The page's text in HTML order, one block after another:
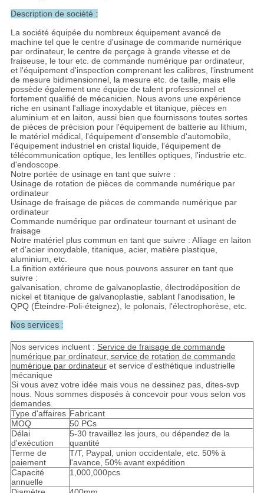
Description de société :
La société équipée du nombreux équipement avancé de
machine tel que le centre d'usinage de commande numérique
par ordinateur, le centre de perçage à grande vitesse et de
fraiseuse, le tour etc. de commande numérique par ordinateur,
et l'équipement d'inspection comprenant les calibres, l'instrument
de mesure bidimensionnel, la mesure etc. de taille, mais elle
possède également une équipe de talent professionnel et
fortement qualifié de mécanicien. Nous avons une expérience
riche en usinant l'alliage inoxydable et titanique, pièces en
aluminium et en laiton, aussi bien que fournissons toutes sortes
de pièces de précision pour l'équipement de batterie au lithium,
le matériel médical, l'équipement d'ensemble d'automobile,
l'équipement industriel en cristal liquide, l'équipement de
télécommunication optique, les lentilles optiques, l'industrie etc.
d'endoscope.
Notre portée de usinage en tant que suivre :
Usinage de rotation de pièces de commande numérique par
ordinateur
Usinage de fraisage de pièces de commande numérique par
ordinateur
Commande numérique par ordinateur tournant et usinant de
fraisage
Notre matériel plus commun en tant que suivre : Alliage en laiton
et d'acier inoxydable, titanique, acier, matière plastique,
aluminium, etc.
La finition extérieure que nous pouvons assurer en tant que
suivre :
galvanisation, chrome de galvanoplastie, électrodéposition de
nickel et titanique de galvanoplastie, sablant l'anodisation, le
QPQ (Éteindre-Poli-éteignez), le polonais, l'électrophorèse, etc.
Nos services :
Nos services incluent : Service de fraisage de commande
numérique par ordinateur, service de rotation de commande
numérique par ordinateuret service d'esthétique industrielle
mécanique
Si vous avez votre idée mais vous ne dessinez pas, dites-svp
nous. Nous sommes disposés à concevoir pour vous selon vos
demandes.
Type d'affaires Fabricant
MOQ
50 PCs
Délai
d'exécution
5-30 travaillez les jours, ou dépendez de la
quantité
Terme de
paiement
T/T, Paypal, union occidentale, etc. 50% à
l'avance, 50% avant expédition
Capacité
annuelle
1,000,000pcs